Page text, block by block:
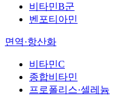
비타민B군
벤포티아민
면역·항산화
비타민C
종합비타민
프로폴리스·셀레늄